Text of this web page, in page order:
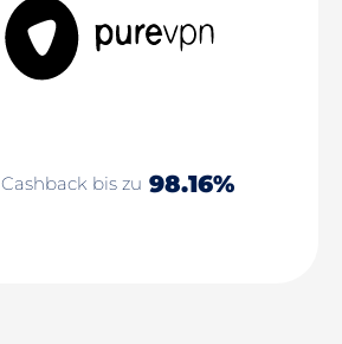
Cashback bis zu 98.16%